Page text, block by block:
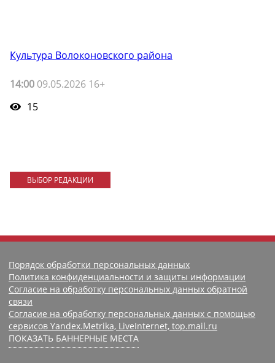
Культура Волоконовского района
14:00 09.05.2026 16+
15
ВЫБОР РЕДАКЦИИ
Порядок обработки персональных данных
Политика конфиденциальности и защиты информации
Согласие на обработку персональных данных обратной
связи
Согласие на обработку персональных данных с помощью
сервисов Yandex.Metrika, LiveInternet, top.mail.ru
ПОКАЗАТЬ БАННЕРНЫЕ МЕСТА